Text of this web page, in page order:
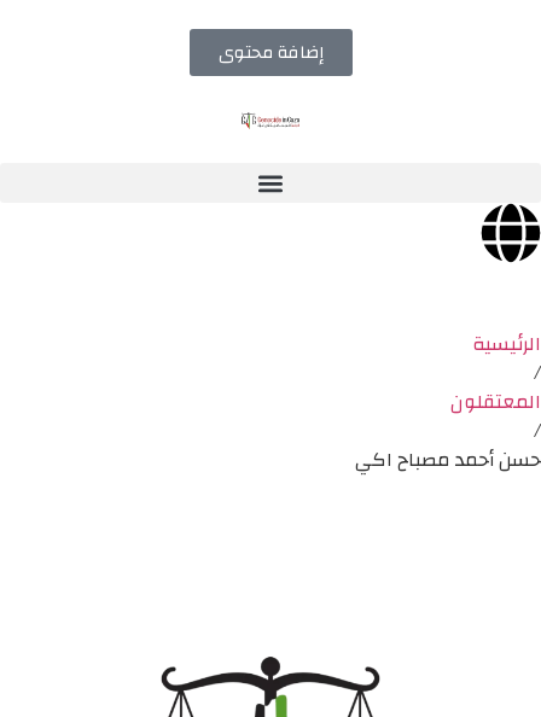
إضافة محتوى
الرئيسية
/
المعتقلون
/
حسن أحمد مصباح اكي